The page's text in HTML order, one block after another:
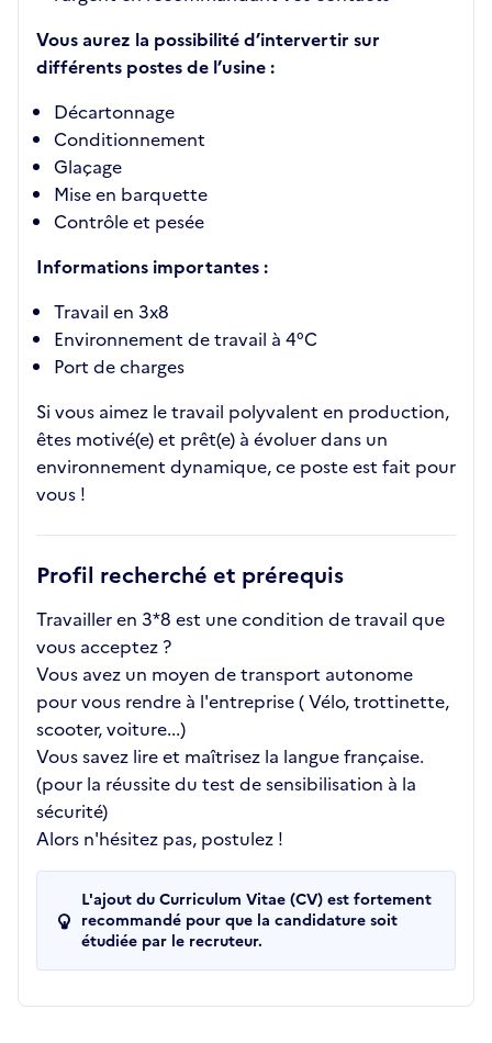
Vous aurez la possibilité d’intervertir sur
différents postes de l’usine :
Décartonnage
Conditionnement
Glaçage
Mise en barquette
Contrôle et pesée
Informations importantes :
Travail en 3x8
Environnement de travail à 4°C
Port de charges
Si vous aimez le travail polyvalent en production,
êtes motivé(e) et prêt(e) à évoluer dans un
environnement dynamique, ce poste est fait pour
vous !
Profil recherché et prérequis
Travailler en 3*8 est une condition de travail que
vous acceptez ?
Vous avez un moyen de transport autonome
pour vous rendre à l'entreprise ( Vélo, trottinette,
scooter, voiture...)
Vous savez lire et maîtrisez la langue française.
(pour la réussite du test de sensibilisation à la
sécurité)
Alors n'hésitez pas, postulez !
L'ajout du Curriculum Vitae (CV) est fortement
recommandé pour que la candidature soit
étudiée par le recruteur.